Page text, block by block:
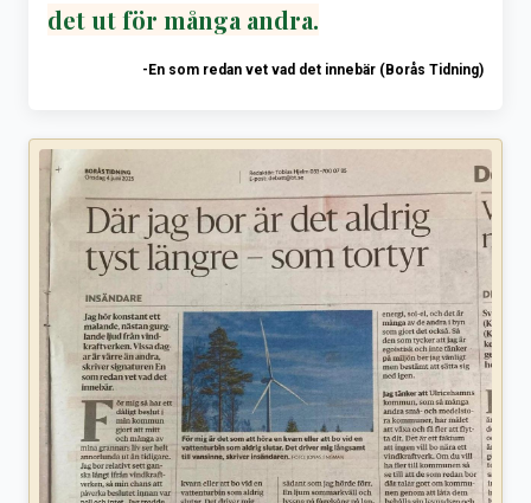
det ut för många andra.
-En som redan vet vad det innebär (Borås Tidning)